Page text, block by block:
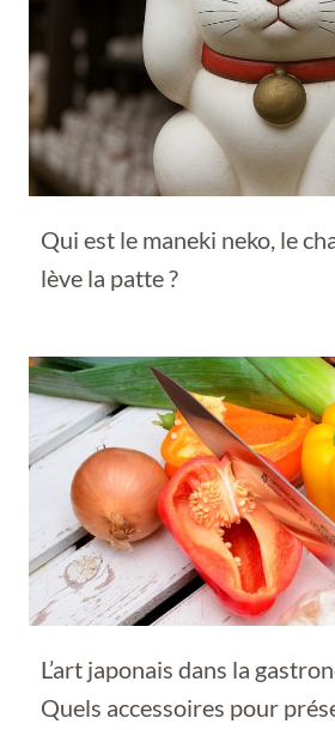
Qui est le maneki neko, le
lève la patte ?
L’art japonais dans la
Quels accessoires pour